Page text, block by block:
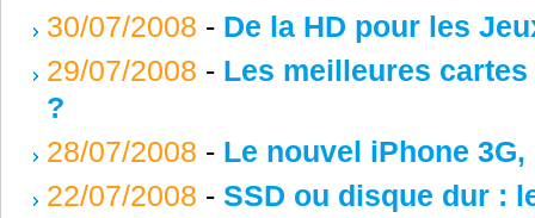
30/07/2008 - De la HD pour les
29/07/2008 - Les meilleures
?
28/07/2008 - Le nouvel iPhone
22/07/2008 - SSD ou disque dur :